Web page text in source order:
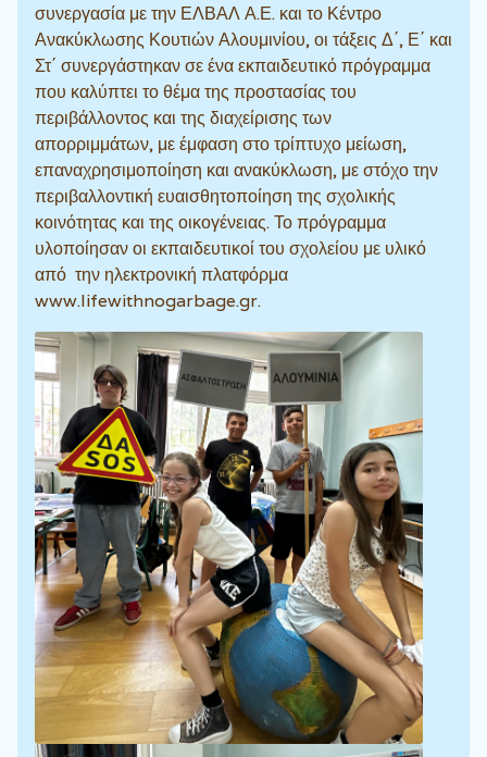
συνεργασία με την ΕΛΒΑΛ Α.Ε. και το Κέντρο
Ανακύκλωσης Κουτιών Αλουμινίου, οι τάξεις Δ΄, Ε΄ και
Στ΄ συνεργάστηκαν σε ένα εκπαιδευτικό πρόγραμμα
που καλύπτει το θέμα της προστασίας του
περιβάλλοντος και της διαχείρισης των
απορριμμάτων, με έμφαση στο τρίπτυχο μείωση,
επαναχρησιμοποίηση και ανακύκλωση, με στόχο την
περιβαλλοντική ευαισθητοποίηση της σχολικής
κοινότητας και της οικογένειας. Το πρόγραμμα
υλοποίησαν οι εκπαιδευτικοί του σχολείου με υλικό
από την ηλεκτρονική πλατφόρμα
www.lifewithnogarbage.gr.